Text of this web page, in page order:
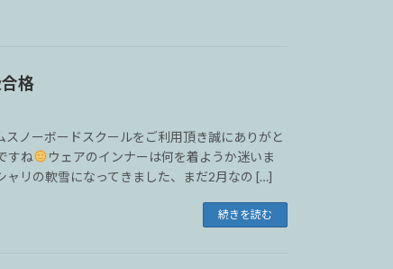
格
スノーボードスクールをご利用頂き誠にありがと
すね
ウェアのインナーは何を着ようか迷いま
ャリの軟雪になってきました、まだ2月なの […]
続きを読む